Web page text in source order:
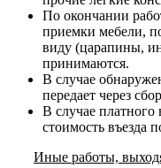
По окончании
приемки мебели,
виду (царапины,
принимаются.
В случае
передает через
В случае платного
стоимость въезда
Иные работы,